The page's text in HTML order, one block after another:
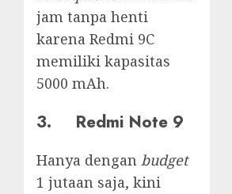
jam tanpa henti
karena Redmi 9C
memiliki kapasitas
5000 mAh.
3. Redmi Note 9
Hanya dengan budget
1 jutaan saja, kini